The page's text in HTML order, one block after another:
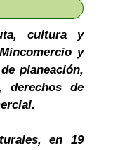
cultura y
y
planeación,
derechos de
en 19